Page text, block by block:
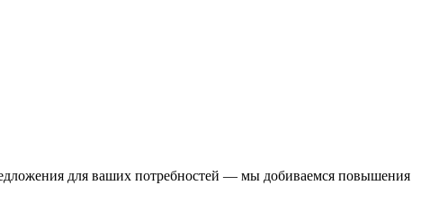
для ваших потребностей — мы добиваемся повышения